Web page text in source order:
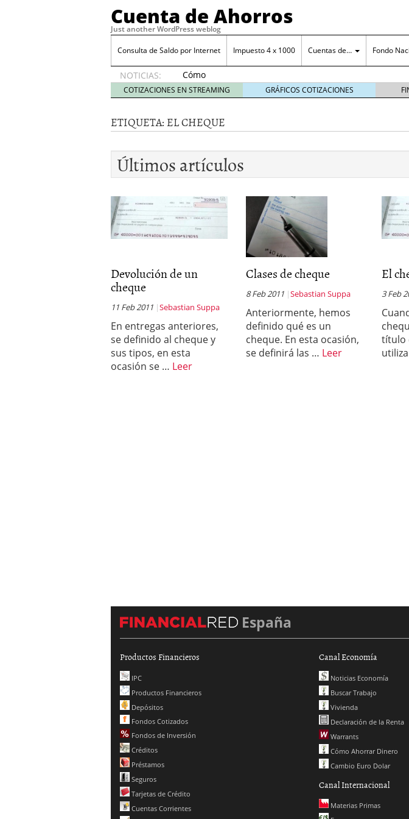
Cuenta de Ahorros
Just another WordPress weblog
Consulta de Saldo por Internet Impuesto 4 x 1000 Cuentas de… Fondo
NOTICIAS:
Cómo
automatizar
el ahorro
cuenta
bancaria
octubre
31, 2024
Cómo automatizar el ahorro en una cuenta remunerada
Costo por retiros en cajero de la entidad
junio 15, 2017
Costo del talonario para el manejo cuenta de ahorros
COTIZACIONES EN STREAMING GRÁFICOS COTIZACIONES
ETIQUETA: EL CHEQUE
Últimos artículos
Devolución de un
cheque
11 Feb 2011 Sebastian Suppa
En entregas anteriores,
se definido al cheque y
sus tipos, en esta
ocasión se … Leer
Clases de cheque
8 Feb 2011 Sebastian Suppa
Anteriormente, hemos
definido qué es un
cheque. En esta ocasión,
se definirá las … Leer
El
3 Feb
título
España
Productos Financieros
IPC
Productos Financieros
Depósitos
Fondos Cotizados
Fondos de Inversión
Créditos
Préstamos
Seguros
Tarjetas de Crédito
Cuentas Corrientes
Canal Economía
Noticias Economía
Buscar Trabajo
Vivienda
Declaración de la Renta
Warrants
Cómo Ahorrar Dinero
Cambio Euro Dolar
Canal Internacional
Materias Primas